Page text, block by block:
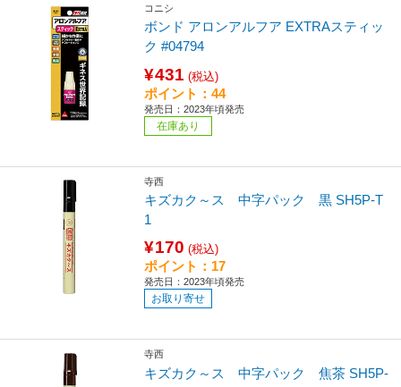
コニシ
ボンド アロンアルフア EXTRAスティッ
ク #04794
¥431 (税込)
ポイント：44
発売日：2023年頃発売
在庫あり
寺西
キズカク～ス 中字パック 黒 SH5P-T
1
¥170 (税込)
ポイント：17
発売日：2023年頃発売
お取り寄せ
寺西
キズカク～ス 中字パック 焦茶 SH5P-